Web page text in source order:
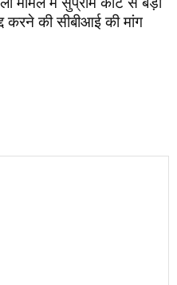
करने की सीबीआई की मांग